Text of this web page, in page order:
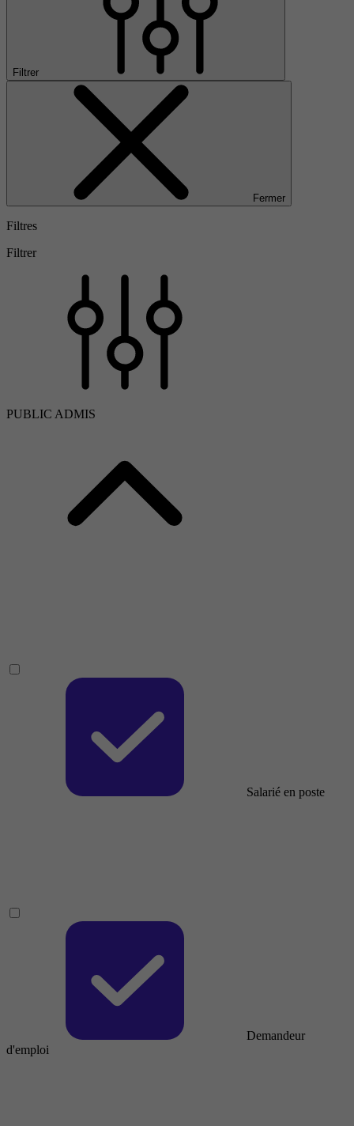
Filtrer
Fermer
Filtres
Filtrer
PUBLIC ADMIS
Salarié en poste
Demandeur
d'emploi